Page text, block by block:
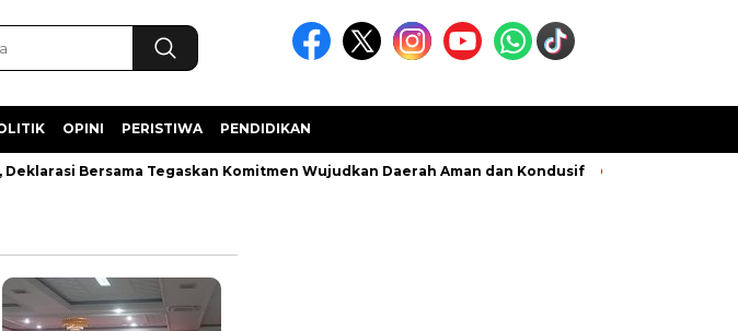
OPINI PERISTIWA PENDIDIKAN
Bersama Tegaskan Komitmen Wujudkan Daerah Aman dan Kondusif